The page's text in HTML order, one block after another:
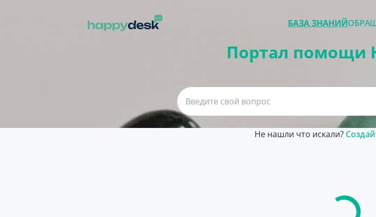
БАЗА ЗНАНИЙ
Портал помощи
Не нашли что искали?